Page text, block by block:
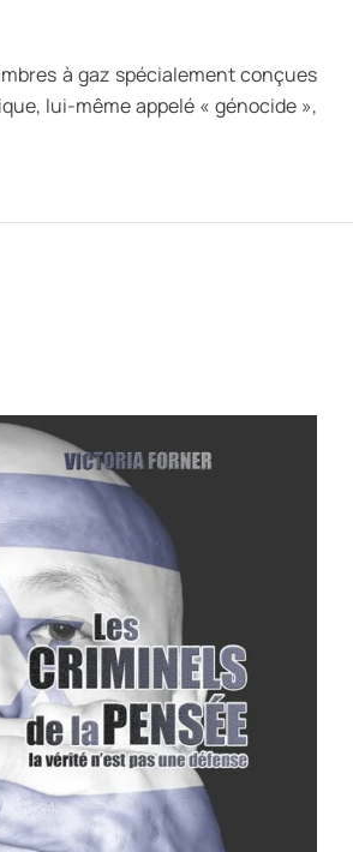
à gaz spécialement conçues
lui-même appelé « génocide »,